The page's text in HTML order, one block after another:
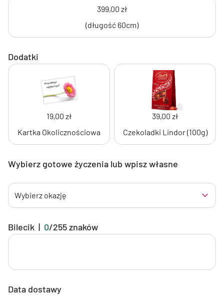
399,00 zł
(długość 60cm)
Dodatki
19,00 zł
Kartka Okolicznościowa
39,00 zł
Czekoladki Lindor (100g)
Wybierz gotowe życzenia lub wpisz własne
Wybierz okazję
Bilecik | 0/255znaków
Data dostawy